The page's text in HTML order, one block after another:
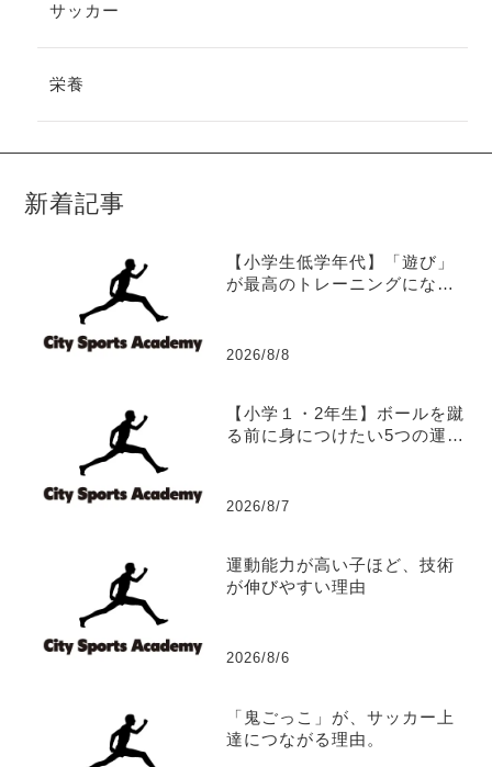
サッカー
栄養
新着記事
【小学生低学年代】「遊び」
が最高のトレーニングになる
2026/8/8
【小学１・2年生】ボールを蹴
る前に身につけたい5つの運動
2026/8/7
運動能力が高い子ほど、技術
が伸びやすい理由
2026/8/6
「鬼ごっこ」が、サッカー上
達につながる理由。